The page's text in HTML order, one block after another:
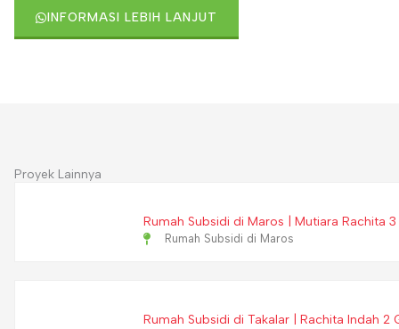
INFORMASI LEBIH LANJUT
Proyek Lainnya
Rumah Subsidi di Maros | Mutiara Rachita 3
Rumah Subsidi di Maros
Rumah Subsidi di Takalar | Rachita Indah 2